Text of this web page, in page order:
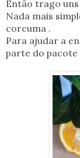
Então trago
Nada mais
corcuma .
Para ajudar a
parte do pacote